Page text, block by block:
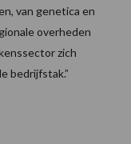
van genetica en
overheden
zich
bedrijfstak.”